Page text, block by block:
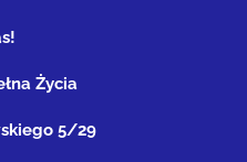
Życia
5/29